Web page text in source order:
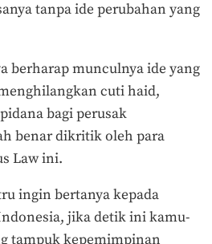
tanpa ide perubahan yang
berharap munculnya ide yang
cuti haid,
bagi perusak
benar dikritik oleh para
Law ini.
ingin bertanya kepada
jika detik ini kamu-
tampuk kepemimpinan